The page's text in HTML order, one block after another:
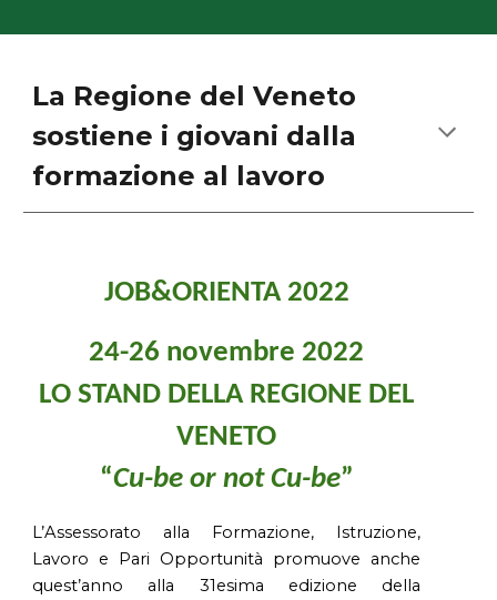
La Regione del Veneto
sostiene i giovani dalla
formazione al lavoro
JOB&ORIENTA 2022
24-26 novembre 2022
LO STAND DELLA REGIONE DEL
VENETO
“Cu-be or not Cu-be”
L’Assessorato alla Formazione, Istruzione,
Lavoro e Pari Opportunità promuove anche
quest’anno alla 31esima edizione della